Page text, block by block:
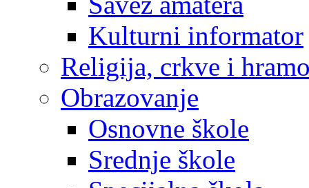
Kulturni informator
Religija, crkve i
Obrazovanje
Osnovne škole
Srednje škole